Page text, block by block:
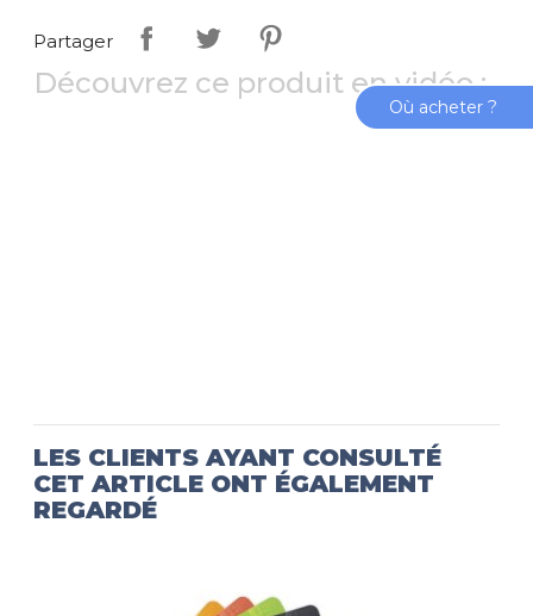
Partager
Découvrez ce produit en vidéo :
LES CLIENTS AYANT CONSULTÉ
CET ARTICLE ONT ÉGALEMENT
REGARDÉ
Où acheter ?